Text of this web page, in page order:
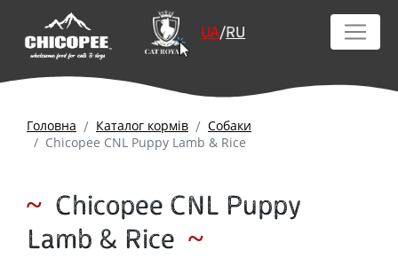
UA/RU
Головна Каталог кормів
Собаки
Chicopee CNL Puppy Lamb & Rice
Chicopee CNL Puppy
Lamb & Rice